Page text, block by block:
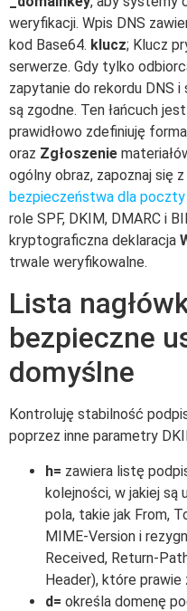
weryfikacji. Wpis DNS
kod Base64. klucz; Klucz
serwerze. Gdy tylko
zapytanie do rekordu DNS
są zgodne. Ten łańcuch
prawidłowo zdefiniuję
oraz Zgłoszenie
ogólny obraz, zapoznaj się
bezpieczeństwa dla
role SPF, DKIM, DMARC i
kryptograficzna deklaracja
trwale weryfikowalne.
Lista
bezpieczne
domyślne
Kontroluję stabilność
poprzez inne parametry
h= zawiera listę
kolejności, w jakiej są
pola, takie jak From,
MIME-Version i
Received, Return-
Header), które prawie
d= określa domenę